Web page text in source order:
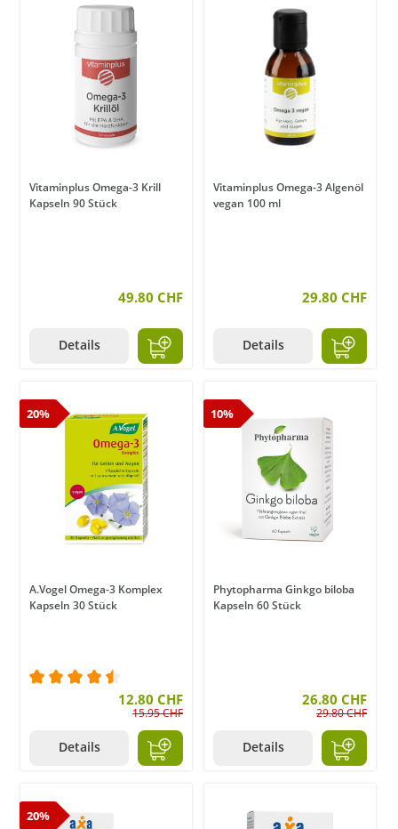
Vitaminplus Omega-3 Krill
Kapseln 90 Stück
49.80 CHF
Details
Vitaminplus Omega-3 Algenöl
vegan 100 ml
29.80 CHF
Details
20%
A.Vogel Omega-3 Komplex
Kapseln 30 Stück
Durchschnittliche Bewertung von 4.5 von 5
12.80 CHF
15.95 CHF
Details
10%
Phytopharma Ginkgo biloba
Kapseln 60 Stück
26.80 CHF
29.80 CHF
Details
20%